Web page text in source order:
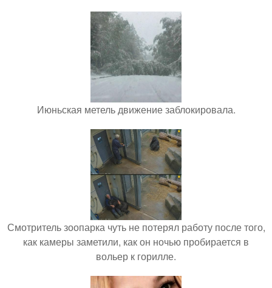
Июньская метель движение заблокировала.
Смотритель зоопарка чуть не потерял работу после того,
как камеры заметили, как он ночью пробирается в
вольер к горилле.